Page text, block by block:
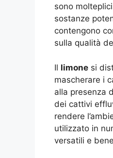
sono
sostanze
contengono
sulla qualità
Il limone si
mascherare i
alla presenza
dei cattivi
rendere
utilizzato in
versatili e